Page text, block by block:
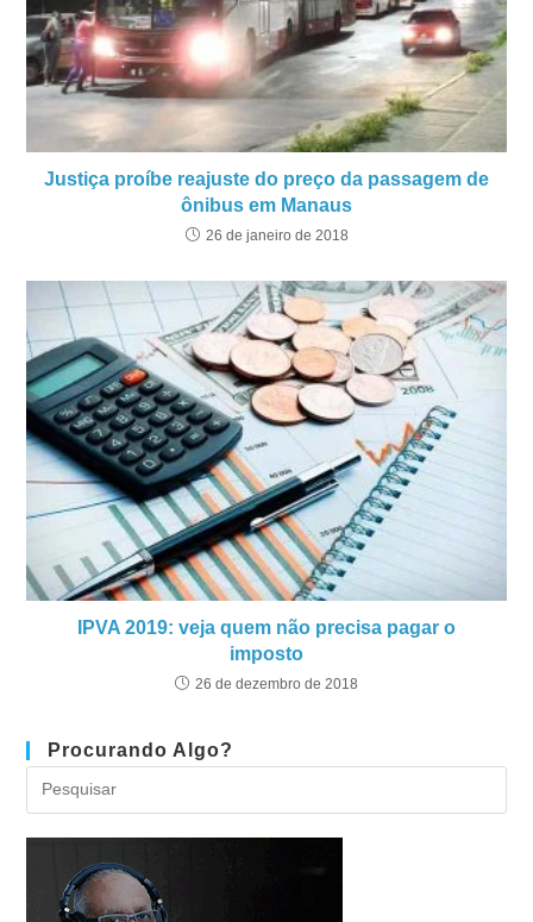
Justiça proíbe reajuste do preço da passagem de
ônibus em Manaus
26 de janeiro de 2018
IPVA 2019: veja quem não precisa pagar o
imposto
26 de dezembro de 2018
Procurando Algo?